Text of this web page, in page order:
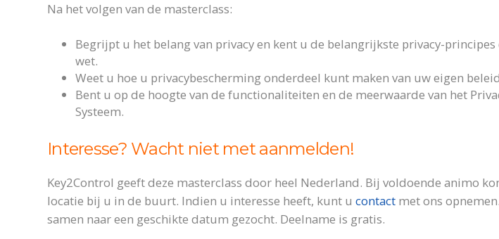
Na het volgen van de masterclass:
Begrijpt u het belang van privacy en kent u de belangrijkste privacy-
wet.
Weet u hoe u privacybescherming onderdeel kunt maken van uw eigen
Bent u op de hoogte van de functionaliteiten en de meerwaarde van het
Systeem.
Interesse? Wacht niet met aanmelden!
Key2Control geeft deze masterclass door heel Nederland. Bij voldoende animo
locatie bij u in de buurt. Indien u interesse heeft, kunt u contact met ons
samen naar een geschikte datum gezocht. Deelname is gratis.